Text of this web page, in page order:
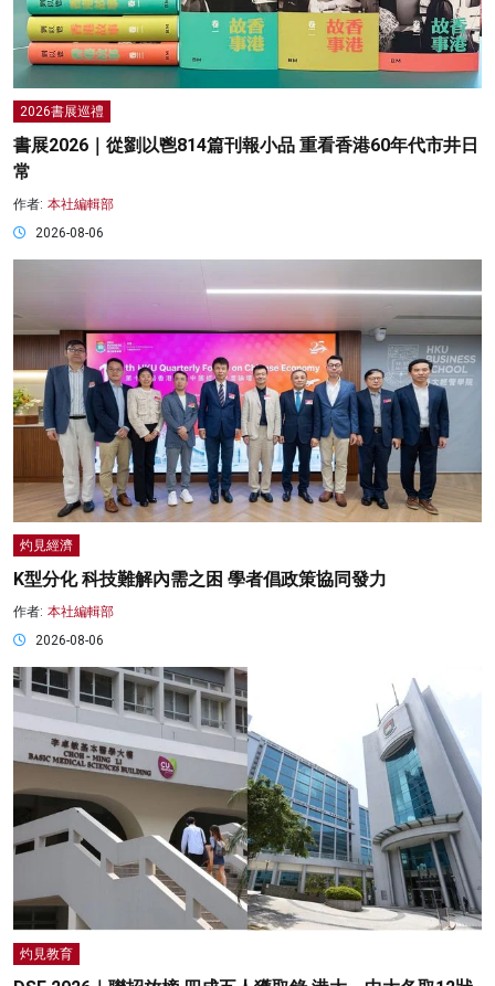
2026書展巡禮
書展2026｜從劉以鬯814篇刊報小品 重看香港60年代市井日
常
作者: 本社編輯部
2026-08-06
灼見經濟
K型分化 科技難解內需之困 學者倡政策協同發力
作者: 本社編輯部
2026-08-06
灼見教育